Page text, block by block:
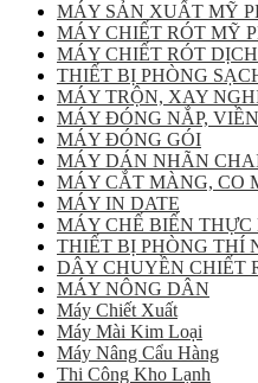
MÁY SẢN XUẤT MỸ
MÁY CHIẾT RÓT MỸ
MÁY CHIẾT RÓT
THIẾT BỊ PHÒNG
MÁY TRỘN, XAY
MÁY ĐÓNG NẮP,
MÁY ĐÓNG GÓI
MÁY DÁN NHÃN
MÁY CẮT MÀNG, CO
MÁY IN DATE
MÁY CHẾ BIẾN THỰC
THIẾT BỊ PHÒNG THÍ
DÂY CHUYỀN CHIẾT
MÁY NÔNG DÂN
Máy Chiết Xuất
Máy Mài Kim Loại
Máy Nâng Cẩu Hàng
Thi Công Kho Lạnh